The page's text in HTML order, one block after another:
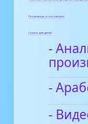
Пословицы и поговорки
Сказки для детей
-
-
-